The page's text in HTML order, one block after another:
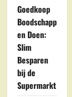
Goedkoop
Boodschapp
en Doen:
Slim
Besparen
bij de
Supermarkt